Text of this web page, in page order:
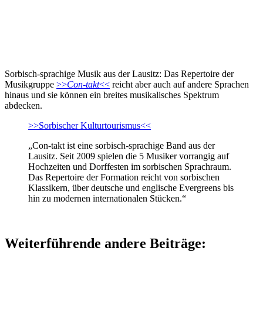
Sorbisch-sprachige Musik aus der Lausitz: Das Repertoire der
Musikgruppe >>Con-takt<< reicht aber auch auf andere Sprachen
hinaus und sie können ein breites musikalisches Spektrum
abdecken.
>>Sorbischer Kulturtourismus<<
„Con-takt ist eine sorbisch-sprachige Band aus der
Lausitz. Seit 2009 spielen die 5 Musiker vorrangig auf
Hochzeiten und Dorffesten im sorbischen Sprachraum.
Das Repertoire der Formation reicht von sorbischen
Klassikern, über deutsche und englische Evergreens bis
hin zu modernen internationalen Stücken.“
Weiterführende andere Beiträge: